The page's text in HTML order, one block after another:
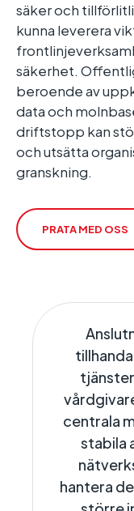
säker och
kunna leverera
säkerhet.
beroende av
data och
driftstopp kan
och utsätta
granskning.
PRATA MED OSS
centrala
stabila
hantera